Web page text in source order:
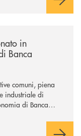
in
Banca
comuni, piena
industriale di
di Banca
dell’operazione.